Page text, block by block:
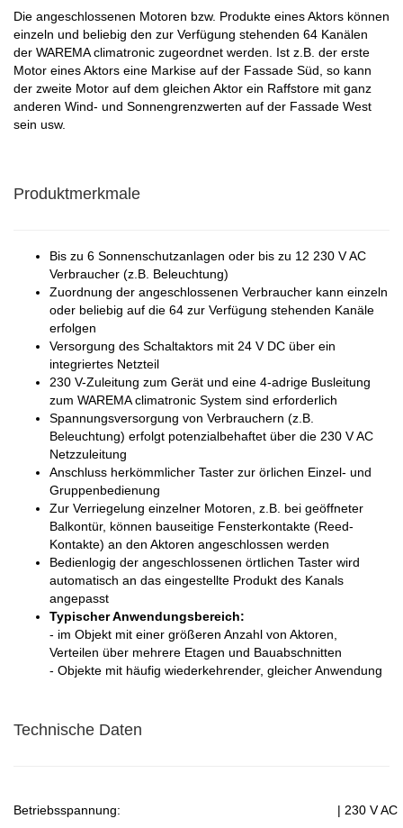
Die angeschlossenen Motoren bzw. Produkte eines Aktors können
einzeln und beliebig den zur Verfügung stehenden 64 Kanälen
der WAREMA climatronic zugeordnet werden. Ist z.B. der erste
Motor eines Aktors eine Markise auf der Fassade Süd, so kann
der zweite Motor auf dem gleichen Aktor ein Raffstore mit ganz
anderen Wind- und Sonnengrenzwerten auf der Fassade West
sein usw.
Produktmerkmale
Bis zu 6 Sonnenschutzanlagen oder bis zu 12 230 V AC
Verbraucher (z.B. Beleuchtung)
Zuordnung der angeschlossenen Verbraucher kann einzeln
oder beliebig auf die 64 zur Verfügung stehenden Kanäle
erfolgen
Versorgung des Schaltaktors mit 24 V DC über ein
integriertes Netzteil
230 V-Zuleitung zum Gerät und eine 4-adrige Busleitung
zum WAREMA climatronic System sind erforderlich
Spannungsversorgung von Verbrauchern (z.B.
Beleuchtung) erfolgt potenzialbehaftet über die 230 V AC
Netzzuleitung
Anschluss herkömmlicher Taster zur örlichen Einzel- und
Gruppenbedienung
Zur Verriegelung einzelner Motoren, z.B. bei geöffneter
Balkontür, können bauseitige Fensterkontakte (Reed-
Kontakte) an den Aktoren angeschlossen werden
Bedienlogig der angeschlossenen örtlichen Taster wird
automatisch an das eingestellte Produkt des Kanals
angepasst
Typischer Anwendungsbereich:
- im Objekt mit einer größeren Anzahl von Aktoren,
Verteilen über mehrere Etagen und Bauabschnitten
- Objekte mit häufig wiederkehrender, gleicher Anwendung
Technische Daten
Betriebsspannung: | 230 V AC